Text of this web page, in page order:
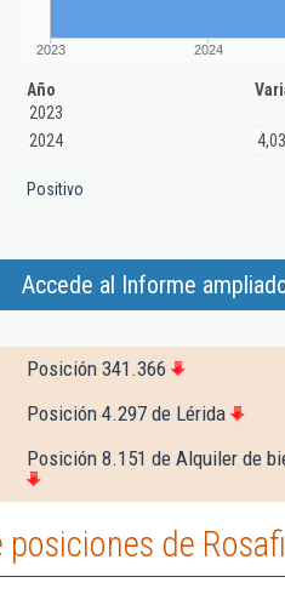
2023 2024
Año
2023
2024
Positivo
Accede al Informe
Posición 341.366
Posición 4.297 de Lérida
Posición 8.151 de Alquiler de
posiciones de